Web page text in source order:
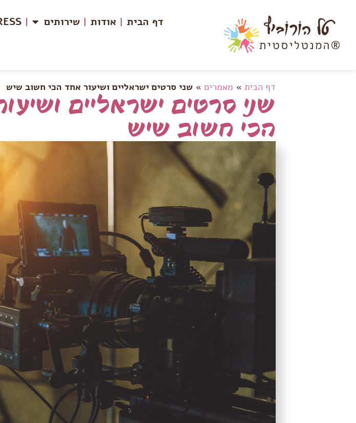
דף הבית אודות שירותים
דף הבית » מאמרים » שני סרטים ישראליים ושיעור אחד הכי חשוב שיש
שני סרטים ישראליים
הכי חשוב שיש